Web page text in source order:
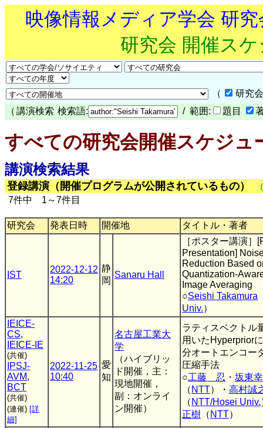
映像情報メディア学会 研
研究会 開催ス
（
研究
（ 講演検索 検索語: / 範囲: 題目
すべての研究会開催スケジュ
講演検索結果
登録講演（開催プログラムが公開されているもの）
7件中 1～7件目
研究会 発表日時 開催地 タイトル・著者
IST
2022-12-12
14:20
静
岡
Sanaru Hall
［ポスター講演］
Presentation]
Reduction Based
Quantization-
Image Averaging
○Seishi Takamura
Univ.）
IEICE-
CS,
IEICE-IE
(共催)
IPSJ-
AVM,
BCT
(共催)
(連催) [詳
細]
2022-11-25
10:40
愛
知
名古屋工業大
学
（ハイブリッ
ド開催，主：
現地開催，
副：オンライ
ン開催）
ラティスベクトル
用いたHyperprior
分オートエンコー
圧縮手法
○工藤 忍 ・ 坂東
（ NTT）・ 高村誠
（ NTT/Hosei Univ.
正樹 （ NTT）